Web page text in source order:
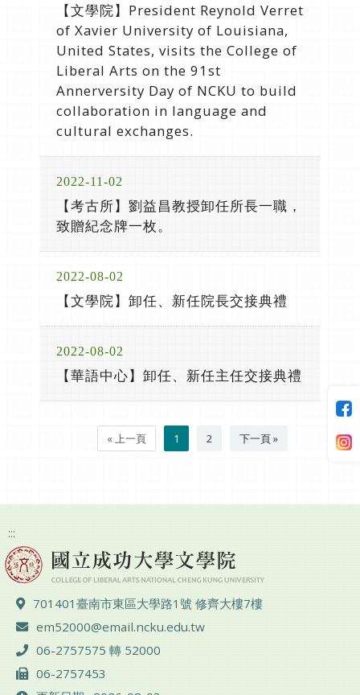
【文學院】President Reynold Verret
of Xavier University of Louisiana,
United States, visits the College of
Liberal Arts on the 91st
Annerversity Day of NCKU to build
collaboration in language and
cultural exchanges.
2022-11-02
【考古所】劉益昌教授卸任所長一職，
致贈紀念牌一枚。
2022-08-02
【文學院】卸任、新任院長交接典禮
2022-08-02
【華語中心】卸任、新任主任交接典禮
« 上一頁 1 2 下一頁 »
:::
地址 ：
701401臺南市東區大學路1號 修齊大樓7樓
電子郵件 ：
em52000@email.ncku.edu.tw
電話 ：
06-2757575 轉 52000
傳真 ：
06-2757453